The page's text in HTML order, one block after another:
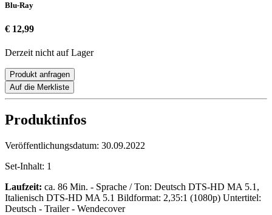
Blu-Ray
€ 12,99
Derzeit nicht auf Lager
Produkt anfragen
Auf die Merkliste
Produktinfos
Veröffentlichungsdatum: 30.09.2022
Set-Inhalt: 1
Laufzeit: ca. 86 Min. - Sprache / Ton: Deutsch DTS-HD MA 5.1,
Italienisch DTS-HD MA 5.1 Bildformat: 2,35:1 (1080p) Untertitel:
Deutsch - Trailer - Wendecover